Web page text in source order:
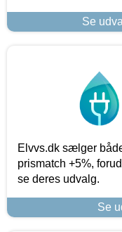
Se
Elvvs.dk sælger
prismatch +5%,
se deres udvalg.
Se